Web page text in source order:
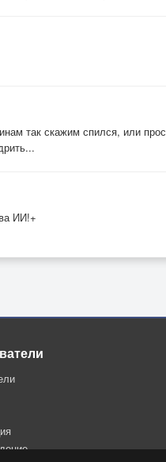
так скажим спился, или
ИИ!+